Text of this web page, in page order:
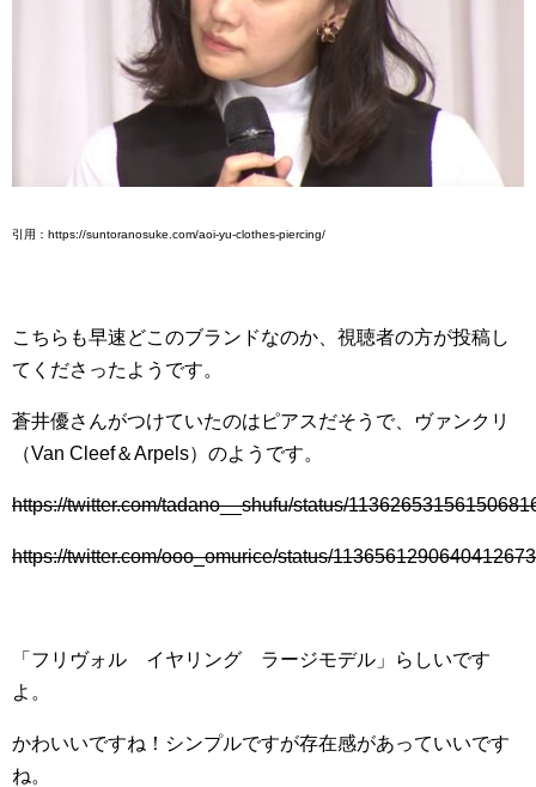
引用：https://suntoranosuke.com/aoi-yu-clothes-piercing/
こちらも早速どこのブランドなのか、視聴者の方が投稿し
てくださったようです。
蒼井優さんがつけていたのはピアスだそうで、ヴァンクリ
（Van Cleef＆Arpels）のようです。
https://twitter.com/tadano__shufu/status/
https://twitter.com/ooo_omurice/status/1136561290640412673
「フリヴォル イヤリング ラージモデル」らしいです
よ。
かわいいですね！シンプルですが存在感があっていいです
ね。